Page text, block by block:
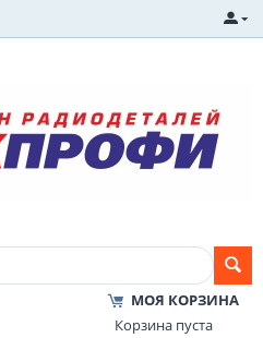
МОЯ КОРЗИНА
Корзина пуста